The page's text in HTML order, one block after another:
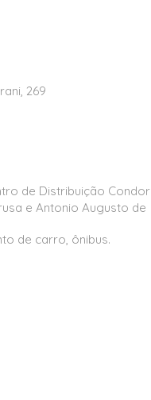
269
de Distribuição Condor
e Antonio Augusto de
de carro, ônibus.